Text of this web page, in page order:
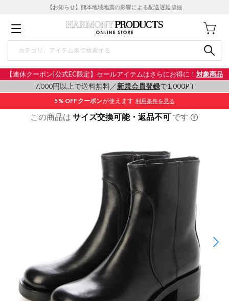
【お知らせ】熊本地域地震の影響による配送遅延 詳細
【連休クーポン|公式EC限定】セールアイテムはさらにお得に！ 対象商品
7,000円以上で送料無料／新規会員登録で1,000PT
5% OFFクーポンが使えます 利用条件を見る
この商品は サイズ交換可能・返品不可 です